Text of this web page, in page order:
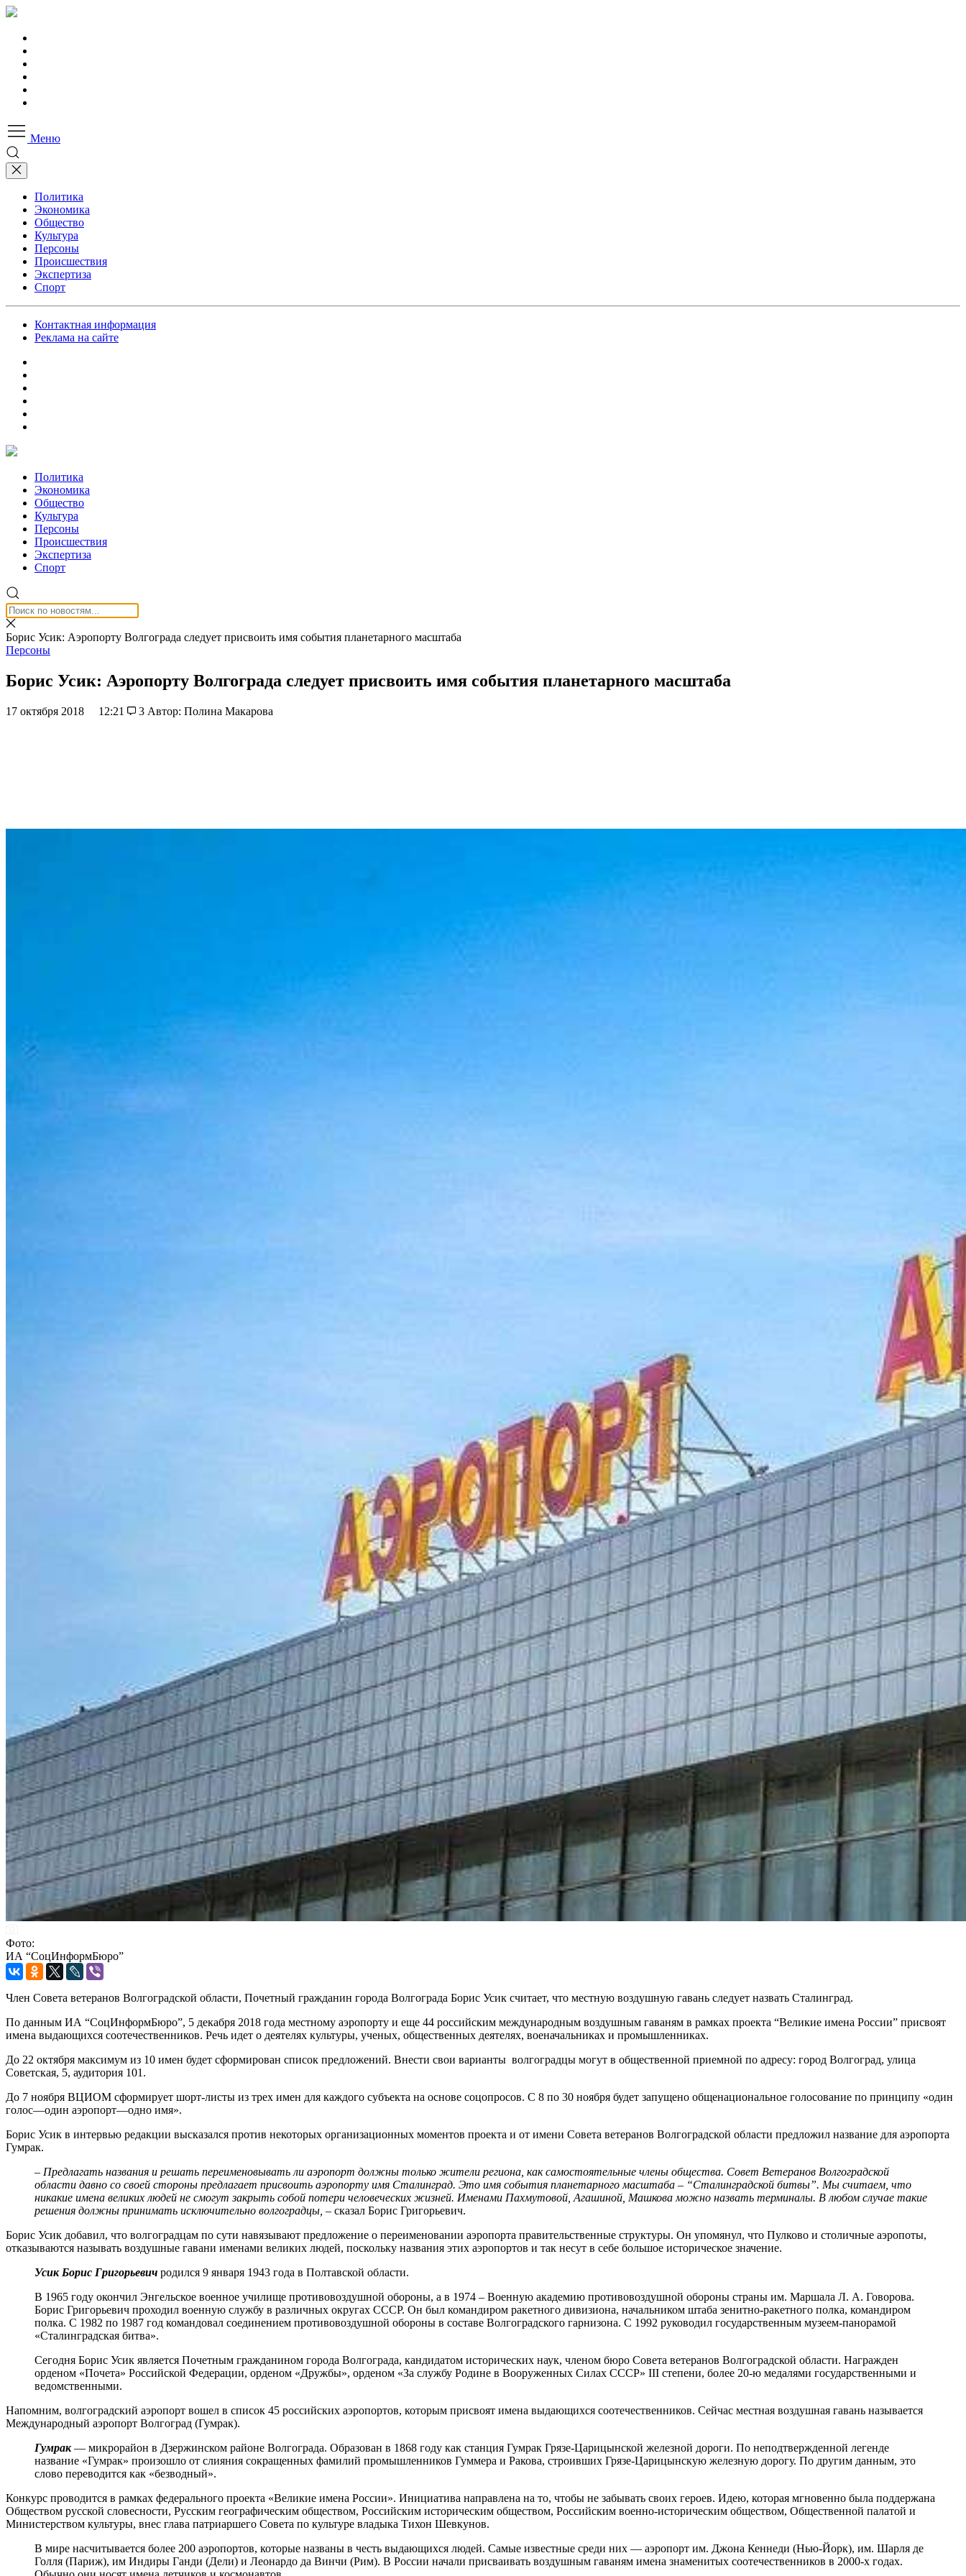
Меню
Политика
Экономика
Общество
Культура
Персоны
Происшествия
Экспертиза
Спорт
Контактная информация
Реклама на сайте
Политика
Экономика
Общество
Культура
Персоны
Происшествия
Экспертиза
Спорт
Борис Усик: Аэропорту Волгограда следует присвоить имя события планетарного масштаба
Персоны
Борис Усик: Аэропорту Волгограда следует присвоить имя события планетарного масштаба
17 октября 2018 12:21 3 Автор: Полина Макарова
Фото:
ИА “СоцИнформБюро”
Член Совета ветеранов Волгоградской области, Почетный гражданин города Волгограда Борис Усик считает, что местную воздушную гавань следует назвать Сталинград.
По данным ИА “СоцИнформБюро”, 5 декабря 2018 года местному аэропорту и еще 44 российским международным воздушным гаваням в рамках проекта “Великие имена России” присвоят
имена выдающихся соотечественников. Речь идет о деятелях культуры, ученых, общественных деятелях, военачальниках и промышленниках.
До 22 октября максимум из 10 имен будет сформирован список предложений. Внести свои варианты волгоградцы могут в общественной приемной по адресу: город Волгоград, улица
Советская, 5, аудитория 101.
До 7 ноября ВЦИОМ сформирует шорт-листы из трех имен для каждого субъекта на основе соцопросов. С 8 по 30 ноября будет запущено общенациональное голосование по принципу «один
голос—один аэропорт—одно имя».
Борис Усик в интервью редакции высказался против некоторых организационных моментов проекта и от имени Совета ветеранов Волгоградской области предложил название для аэропорта
Гумрак.
– Предлагать названия и решать переименовывать ли аэропорт должны только жители региона, как самостоятельные члены общества. Совет Ветеранов Волгоградской
области давно со своей стороны предлагает присвоить аэропорту имя Сталинград. Это имя события планетарного масштаба – “Сталинградской битвы”. Мы считаем, что
никакие имена великих людей не смогут закрыть собой потери человеческих жизней. Именами Пахмутовой, Агашиной, Машкова можно назвать терминалы. В любом случае такие
решения должны принимать исключительно волгоградцы, – сказал Борис Григорьевич.
Борис Усик добавил, что волгоградцам по сути навязывают предложение о переименовании аэропорта правительственные структуры. Он упомянул, что Пулково и столичные аэропоты,
отказываются называть воздушные гавани именами великих людей, поскольку названия этих аэропортов и так несут в себе большое историческое значение.
Усик Борис Григорьевич родился 9 января 1943 года в Полтавской области.
В 1965 году окончил Энгельское военное училище противовоздушной обороны, а в 1974 – Военную академию противовоздушной обороны страны им. Маршала Л. А. Говорова.
Борис Григорьевич проходил военную службу в различных округах СССР. Он был командиром ракетного дивизиона, начальником штаба зенитно-ракетного полка, командиром
полка. С 1982 по 1987 год командовал соединением противовоздушной обороны в составе Волгоградского гарнизона. С 1992 руководил государственным музеем-панорамой
«Сталинградская битва».
Сегодня Борис Усик является Почетным гражданином города Волгограда, кандидатом исторических наук, членом бюро Совета ветеранов Волгоградской области. Награжден
орденом «Почета» Российской Федерации, орденом «Дружбы», орденом «За службу Родине в Вооруженных Силах СССР» III степени, более 20-ю медалями государственными и
ведомственными.
Напомним, волгоградский аэропорт вошел в список 45 российских аэропортов, которым присвоят имена выдающихся соотечественников. Сейчас местная воздушная гавань называется
Международный аэропорт Волгоград (Гумрак).
Гумрак— микрорайон в Дзержинском районе Волгограда. Образован в 1868 году как станция Гумрак Грязе-Царицынской железной дороги. По неподтвержденной легенде
название «Гумрак» произошло от слияния сокращенных фамилий промышленников Гуммера и Ракова, строивших Грязе-Царицынскую железную дорогу. По другим данным, это
слово переводится как «безводный».
Конкурс проводится в рамках федерального проекта «Великие имена России». Инициатива направлена на то, чтобы не забывать своих героев. Идею, которая мгновенно была поддержана
Обществом русской словесности, Русским географическим обществом, Российским историческим обществом, Российским военно-историческим обществом, Общественной палатой и
Министерством культуры, внес глава патриаршего Совета по культуре владыка Тихон Шевкунов.
В мире насчитывается более 200 аэропортов, которые названы в честь выдающихся людей. Самые известные среди них — аэропорт им. Джона Кеннеди (Нью-Йорк), им. Шарля де
Голля (Париж), им Индиры Ганди (Дели) и Леонардо да Винчи (Рим). В России начали присваивать воздушным гаваням имена знаменитых соотечественников в 2000-х годах.